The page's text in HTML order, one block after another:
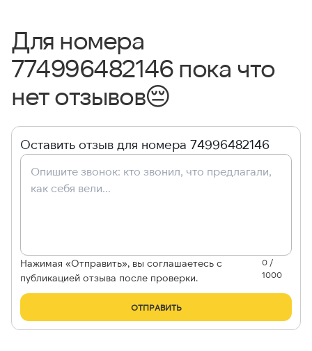
Для номера
774996482146 пока что
нет отзывов😔
Оставить отзыв для номера 74996482146
Нажимая «Отправить», вы соглашаетесь с
публикацией отзыва после проверки.
0 /
1000
ОТПРАВИТЬ